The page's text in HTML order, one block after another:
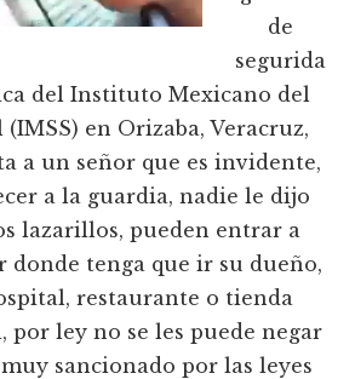
de
segurida
del Instituto Mexicano del
(IMSS) en Orizaba, Veracruz,
a un señor que es invidente,
a la guardia, nadie le dijo
lazarillos, pueden entrar a
donde tenga que ir su dueño,
restaurante o tienda
por ley no se les puede negar
muy sancionado por las leyes